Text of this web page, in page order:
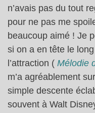
n’avais pas du tout
pour ne pas me
beaucoup aimé ! Je
si on a en tête le
l’attraction ( Mélodie
m’a agréablement
simple descente
souvent à Walt